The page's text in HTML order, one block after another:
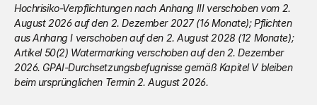
Hochrisiko-Verpflichtungen nach Anhang III verschoben vom 2.
August 2026 auf den 2. Dezember 2027 (16 Monate); Pflichten
aus Anhang I verschoben auf den 2. August 2028 (12 Monate);
Artikel 50(2) Watermarking verschoben auf den 2. Dezember
2026. GPAI-Durchsetzungsbefugnisse gemäß Kapitel V bleiben
beim ursprünglichen Termin 2. August 2026.